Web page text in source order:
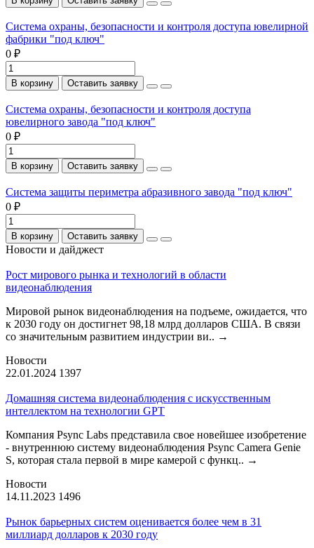
Система охраны, безопасности и контроля доступа ювелирной
фабрики "под ключ"
0 ₽
В корзину Оставить заявку
Система охраны, безопасности и контроля доступа
ювелирного завода "под ключ"
0 ₽
В корзину Оставить заявку
Система защиты периметра абразивного завода "под ключ"
0 ₽
В корзину Оставить заявку
Новости и дайджест
Рост мирового рынка и технологий в области
видеонаблюдения
Мировой рынок видеонаблюдения на подъеме, ожидается, что
к 2030 году он достигнет 98,18 млрд долларов США. В связи
со значительным развитием индустрии ви.. →
Новости
22.01.2024 1397
Домашняя система видеонаблюдения с искусственным
интеллектом на технологии GPT
Компания Psync Labs представила свое новейшее изобретение
- внутреннюю систему видеонаблюдения Psync Camera Genie
S, которая стала первой в мире камерой с функц.. →
Новости
14.11.2023 1496
Рынок барьерных систем оценивается более чем в 31
миллиард долларов к 2030 году